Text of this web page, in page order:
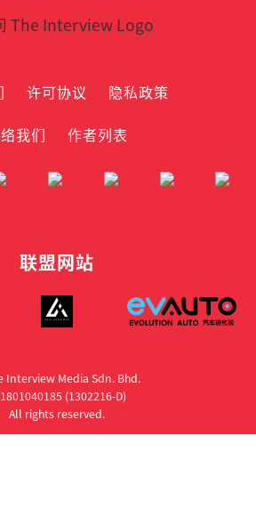
许可协议
隐私政策
我们
作者列表
联盟网站
Interview Media Sdn. Bhd.
(1302216­-D)
All rights reserved.